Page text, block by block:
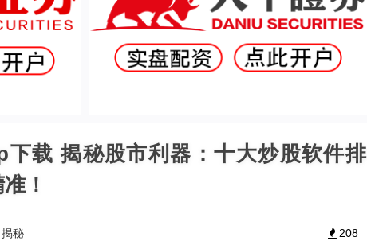
载 揭秘股市利器：十大炒股软件排
！
揭秘 208